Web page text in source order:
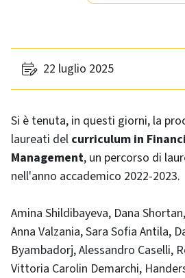
22 luglio 2025
Si è tenuta, in questi giorni, la
laureati del curriculum in
Management, un percorso di
nell'anno accademico 2022-2023.
Amina Shildibayeva, Dana
Anna Valzania, Sara Sofia Antila,
Byambadorj, Alessandro Caselli,
Vittoria Carolin Demarchi,